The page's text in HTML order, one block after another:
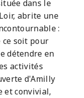
dans le
abrite une
:
ce soit pour
détendre en
activités
d'Amilly
et convivial,